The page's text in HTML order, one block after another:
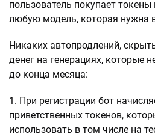
пользователь покупает токены
любую модель, которая нужна
Никаких автопродлений,
денег на генерациях, которые
до конца месяца:
При регистрации бот
приветственных токенов,
использовать в том числе на